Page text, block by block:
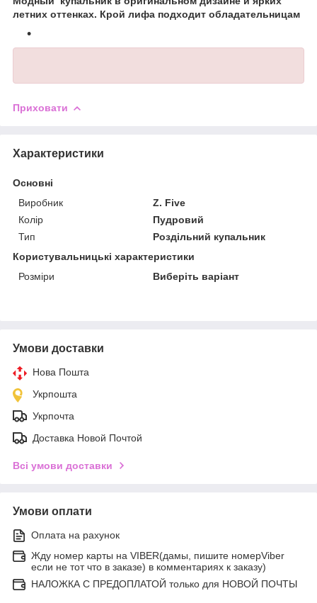
летних оттенках. Крой лифа подходит обладательницам
Приховати
Характеристики
Основні
Виробник
Z. Five
Колір
Пудровий
Тип
Роздільний купальник
Користувальницькі характеристики
Розміри
Виберіть варіант
Умови доставки
Нова Пошта
Укрпошта
Укрпочта
Доставка Новой Почтой
Всі умови доставки
Умови оплати
Оплата на рахунок
Жду номер карты на VIBER(дамы, пишите номерViber
если не тот что в заказе) в комментариях к заказу)
НАЛОЖКА С ПРЕДОПЛАТОЙ только для НОВОЙ ПОЧТЫ